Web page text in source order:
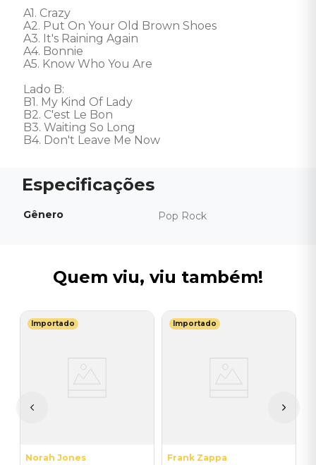
A1. Crazy
A2. Put On Your Old Brown Shoes
A3. It's Raining Again
A4. Bonnie
A5. Know Who You Are
Lado B:
B1. My Kind Of Lady
B2. C'est Le Bon
B3. Waiting So Long
B4. Don't Leave Me Now
Gênero Pop Rock
Quem viu, viu também!
Importado
Norah Jones
Importado
Frank Zappa